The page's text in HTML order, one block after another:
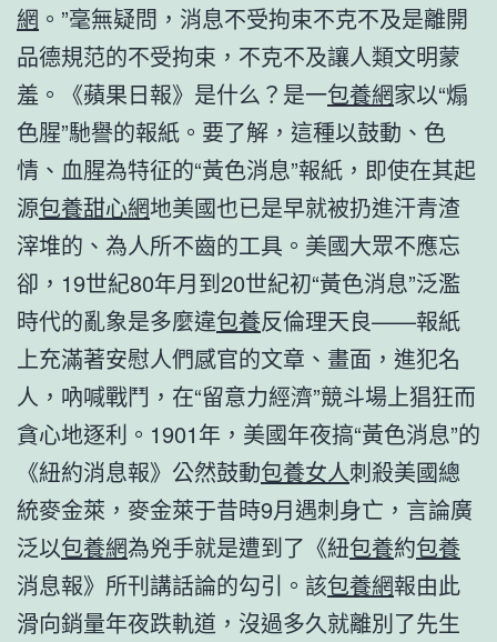
網 。”毫無疑問，消息不受拘束不克不及是離開
品德規范的不受拘束，不克不及讓人類文明蒙
羞。《蘋果日報》是什么？是一包養網家以“煽
色腥”馳譽的報紙。要了解，這種以鼓動、色
情、血腥為特征的“黃色消息”報紙，即使在其起
源包養甜心網地美國也已是早就被扔進汗青渣
滓堆的、為人所不齒的工具。美國大眾不應忘
卻，19世紀80年月到20世紀初“黃色消息”泛濫
時代的亂象是多麼違包養反倫理天良——報紙
上充滿著安慰人們感官的文章、畫面，進犯名
人，吶喊戰鬥，在“留意力經濟”競斗場上猖狂而
貪心地逐利。1901年，美國年夜搞“黃色消息”的
《紐約消息報》公然鼓動包養女人刺殺美國總
統麥金萊，麥金萊于昔時9月遇刺身亡，言論廣
泛以包養網為兇手就是遭到了《紐包養約包養
消息報》所刊講話論的勾引。該包養網報由此
滑向銷量年夜跌軌道，沒過多久就離別了先生